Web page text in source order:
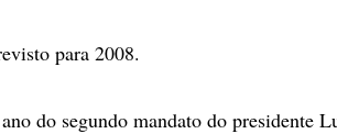
para 2008.
do segundo mandato do presidente